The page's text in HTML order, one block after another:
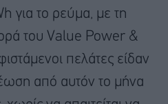
για το ρεύμα, με τη
του Value Power &
πελάτες είδαν
από αυτόν το μήνα